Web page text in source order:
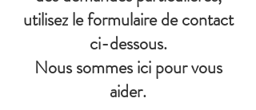
utilisez le formulaire de contact
ci-dessous.
Nous sommes ici pour vous
aider.